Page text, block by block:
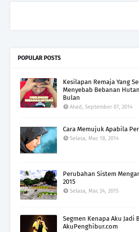
POPULAR POSTS
Kesilapan Remaja Yang
Menyebab Bebanan
Bulan
Ahad, September 07, 2014
Cara Memujuk Apabila
Selasa, Mac 18, 2014
Perubahan Sistem
2015
Selasa, Mac 24, 2015
Segmen Kenapa Aku Jadi
AkuPenghibur.com